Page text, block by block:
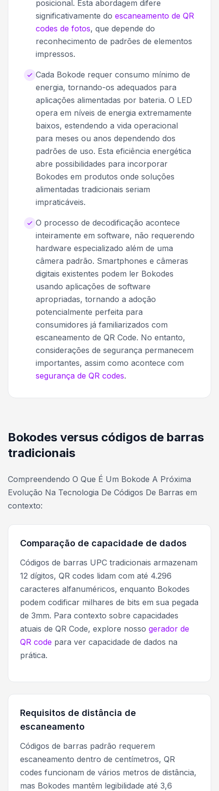
posicional. Esta abordagem difere
significativamente do escaneamento de QR
codes de fotos, que depende do
reconhecimento de padrões de elementos
impressos.
Cada Bokode requer consumo mínimo de
energia, tornando-os adequados para
aplicações alimentadas por bateria. O LED
opera em níveis de energia extremamente
baixos, estendendo a vida operacional
para meses ou anos dependendo dos
padrões de uso. Esta eficiência energética
abre possibilidades para incorporar
Bokodes em produtos onde soluções
alimentadas tradicionais seriam
impraticáveis.
O processo de decodificação acontece
inteiramente em software, não requerendo
hardware especializado além de uma
câmera padrão. Smartphones e câmeras
digitais existentes podem ler Bokodes
usando aplicações de software
apropriadas, tornando a adoção
potencialmente perfeita para
consumidores já familiarizados com
escaneamento de QR Code. No entanto,
considerações de segurança permanecem
importantes, assim como acontece com
segurança de QR codes.
Bokodes versus códigos de barras
tradicionais
Compreendendo O Que É Um Bokode A Próxima
Evolução Na Tecnologia De Códigos De Barras em
contexto:
Comparação de capacidade de dados
Códigos de barras UPC tradicionais armazenam
12 dígitos, QR codes lidam com até 4.296
caracteres alfanuméricos, enquanto Bokodes
podem codificar milhares de bits em sua pegada
de 3mm. Para contexto sobre capacidades
atuais de QR Code, explore nosso gerador de
QR code para ver capacidade de dados na
prática.
Requisitos de distância de
escaneamento
Códigos de barras padrão requerem
escaneamento dentro de centímetros, QR
codes funcionam de vários metros de distância,
mas Bokodes mantêm legibilidade até 3,6